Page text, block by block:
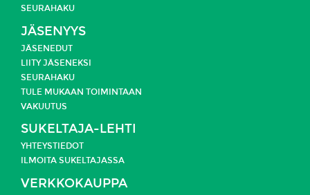
SEURAHAKU
JÄSENYYS
JÄSENEDUT
LIITY JÄSENEKSI
SEURAHAKU
TULE MUKAAN TOIMINTAAN
VAKUUTUS
SUKELTAJA-LEHTI
YHTEYSTIEDOT
ILMOITA SUKELTAJASSA
VERKKOKAUPPA